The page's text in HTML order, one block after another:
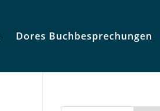
Dores Buchbesprechungen